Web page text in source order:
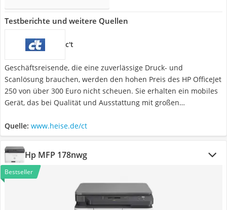
Testberichte und weitere Quellen
c't
Geschäftsreisende, die eine zuverlässige Druck- und
Scanlösung brauchen, werden den hohen Preis des HP OfficeJet
250 von über 300 Euro nicht scheuen. Sie erhalten ein mobiles
Gerät, das bei Qualität und Ausstattung mit großen
Quelle: www.heise.de/ct
Hp MFP 178nwg
Bestseller